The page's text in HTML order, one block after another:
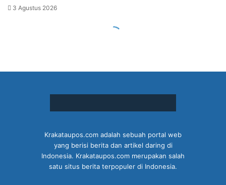
Krakataupos.com adalah sebuah portal web
yang berisi berita dan artikel daring di
Indonesia. Krakataupos.com merupakan salah
satu situs berita terpopuler di Indonesia.